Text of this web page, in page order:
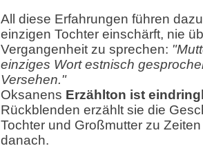
All diese Erfahrungen führen
einzigen Tochter einschärft, nie
Vergangenheit zu sprechen:
einziges Wort estnisch
Versehen."
Oksanens Erzählton ist
Rückblenden erzählt sie die
Tochter und Großmutter zu
danach.